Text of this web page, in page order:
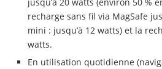
jusqu’à 20 watts (environ 50 %
recharge sans fil via MagSafe
mini : jusqu’à 12 watts) et la
watts.
En utilisation quotidienne